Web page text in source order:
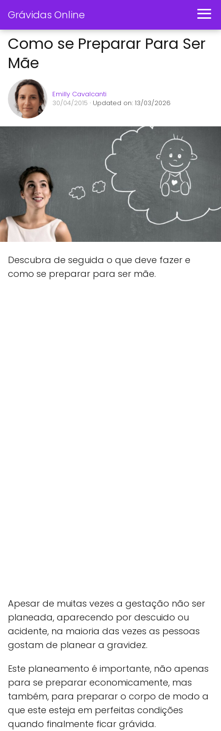
Grávidas Online
Como se Preparar Para Ser
Mãe
Emilly Cavalcanti
30/04/2015 · Updated on: 13/03/2026
Descubra de seguida o que deve fazer e
como se preparar para ser mãe.
Apesar de muitas vezes a gestação não ser
planeada, aparecendo por descuido ou
acidente, na maioria das vezes as pessoas
gostam de planear a gravidez.
Este planeamento é importante, não apenas
para se preparar economicamente, mas
também, para preparar o corpo de modo a
que este esteja em perfeitas condições
quando finalmente ficar grávida.